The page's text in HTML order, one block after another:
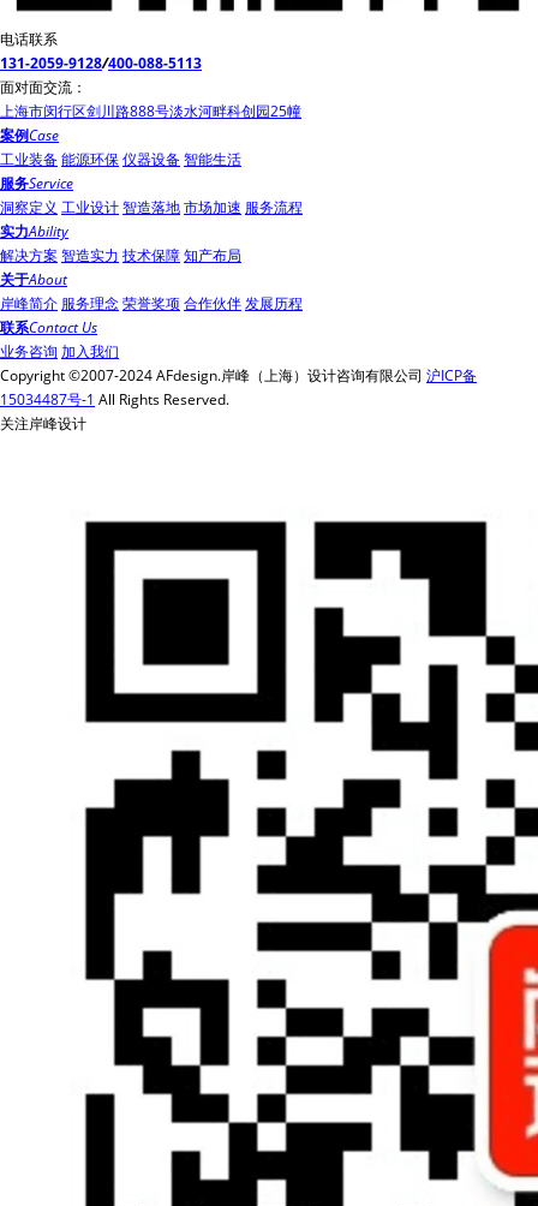
电话联系
131-2059-9128/400-088-5113
面对面交流：
上海市闵行区剑川路888号淡水河畔科创园25幢
案例Case
工业装备能源环保仪器设备智能生活
服务Service
洞察定义 工业设计智造落地市场加速 服务流程
实力Ability
解决方案 智造实力 技术保障知产布局
关于About
岸峰简介 服务理念荣誉奖项合作伙伴发展历程
联系Contact Us
业务咨询 加入我们
Copyright ©2007-2024 AFdesign.岸峰（上海）设计咨询有限公司 沪ICP备
15034487号-1 All Rights Reserved.
关注岸峰设计